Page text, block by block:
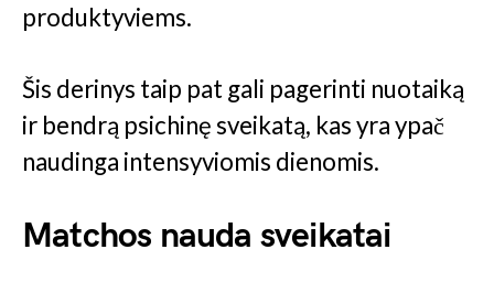
produktyviems.
Šis derinys taip pat gali pagerinti nuotaiką
ir bendrą psichinę sveikatą, kas yra ypač
naudinga intensyviomis dienomis.
Matchos nauda sveikatai